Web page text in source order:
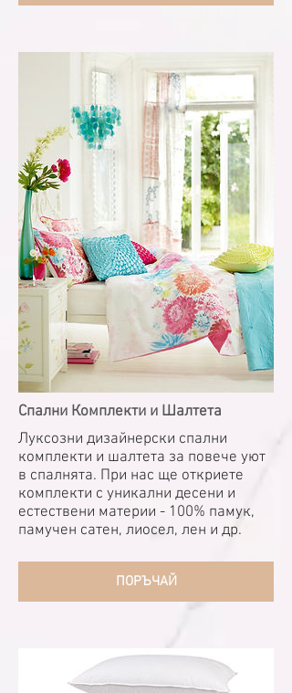
Спални Комплекти и Шалтета
Луксозни дизайнерски спални
комплекти и шалтета за повече уют
в спалнята. При нас ще откриете
комплекти с уникални десени и
естествени материи - 100% памук,
памучен сатен, лиосел, лен и др.
ПОРЪЧАЙ